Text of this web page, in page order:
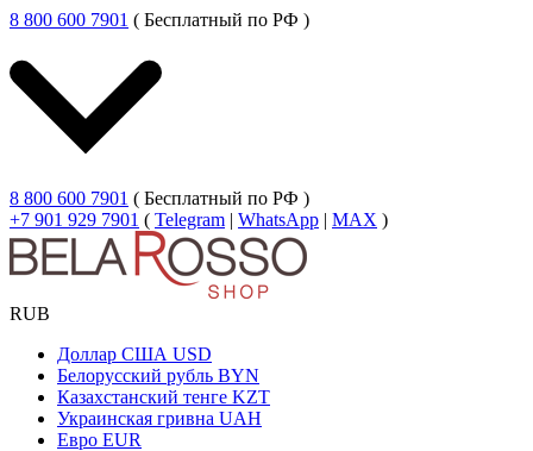
8 800 600 7901 ( Бесплатный по РФ )
8 800 600 7901 ( Бесплатный по РФ )
+7 901 929 7901 ( Telegram | WhatsApp | MAX )
RUB
Доллар США USD
Белорусский рубль BYN
Казахстанский тенге KZT
Украинская гривна UAH
Евро EUR